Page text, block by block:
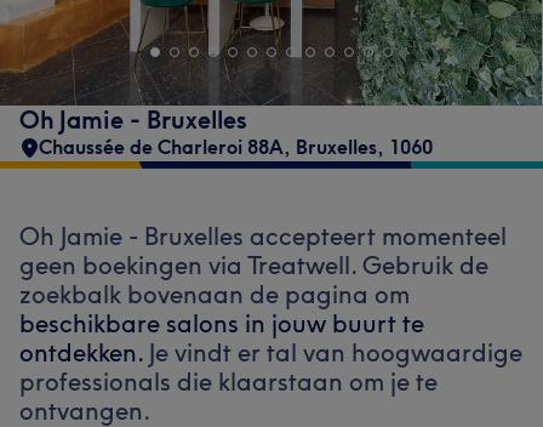
Oh Jamie - Bruxelles
Chaussée de Charleroi 88A, Bruxelles, 1060
Oh Jamie - Bruxelles accepteert momenteel
geen boekingen via Treatwell. Gebruik de
zoekbalk bovenaan de pagina om
beschikbare salons in jouw buurt te
ontdekken. Je vindt er tal van hoogwaardige
professionals die klaarstaan om je te
ontvangen.